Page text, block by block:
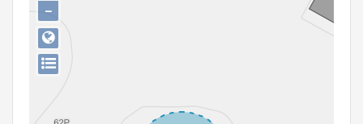
Hergebruik
Aanmelden
−